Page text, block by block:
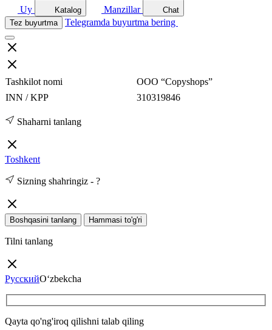
Uy
Katalog Manzillar
Chat
Tez buyurtma
Telegramda buyurtma bering
Tashkilot nomi
ООО “Copyshops”
INN / KPP
310319846
Shaharni tanlang
Toshkent
Sizning shahringiz - ?
Boshqasini tanlang Hammasi to'g'ri
Tilni tanlang
РусскийO‘zbekcha
Qayta qo'ng'iroq qilishni talab qiling